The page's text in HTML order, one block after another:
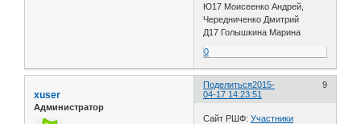
Ю17 Моисеенко Андрей,
Чередниченко Дмитрий
Д17 Голышкина Марина
0
Поделиться 9
2015-
04-17 14:23:51
xuser
Администратор
Сайт РШФ:Участники